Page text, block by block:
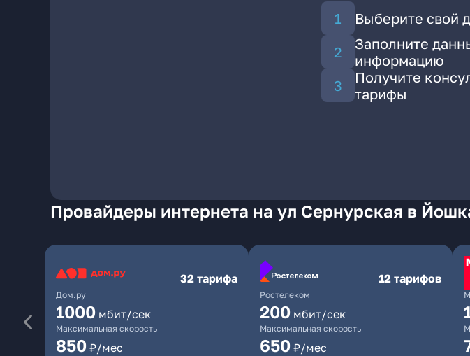
Выберите свой
Заполните
информацию
Получите
тарифы
Провайдеры интернета на ул Сернурская в
Дом.ру
32 тарифа
1000 мбит/сек
Максимальная скорость
850 ₽/мес
Ростелеком
12 тарифов
200 мбит/сек
Максимальная скорость
650 ₽/мес